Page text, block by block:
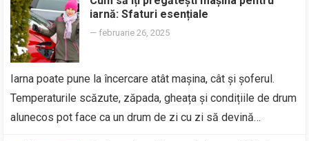
iarnă: Sfaturi esențiale
— februarie 26, 2025
Iarna poate pune la încercare atât mașina, cât și șoferul.
Temperaturile scăzute, zăpada, gheața și condițiile de drum
alunecos pot face ca un drum de zi cu zi să devină…